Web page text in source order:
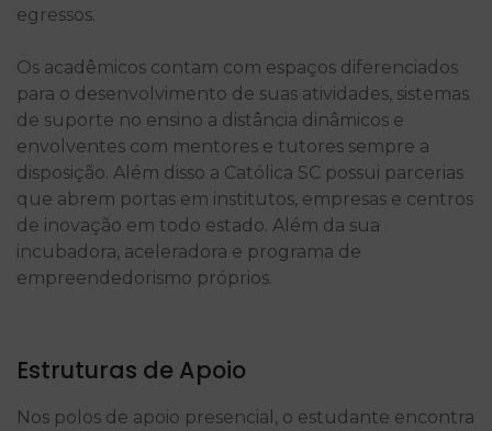
egressos.
Os acadêmicos contam com espaços diferenciados
para o desenvolvimento de suas atividades, sistemas
de suporte no ensino a distância dinâmicos e
envolventes com mentores e tutores sempre a
disposição. Além disso a Católica SC possui parcerias
que abrem portas em institutos, empresas e centros
de inovação em todo estado. Além da sua
incubadora, aceleradora e programa de
empreendedorismo próprios.
Estruturas de Apoio
Nos polos de apoio presencial, o estudante encontra